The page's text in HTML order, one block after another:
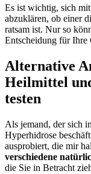
Es ist wichtig, ​sich
abzuklären, ob einer
ratsam ist. ‌Nur so
Entscheidung‌ für‍ Ihre
Alternative
Heilmittel
testen
Als jemand, ‌der sich⁢
Hyperhidrose
ausprobiert, die mir
verschiedene
die Sie ⁢in Betracht